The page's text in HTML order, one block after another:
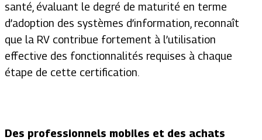
santé, évaluant le degré de maturité en terme
d’adoption des systèmes d’information, reconnaît
que la RV contribue fortement à l’utilisation
effective des fonctionnalités requises à chaque
étape de cette certification.
Des professionnels mobiles et des achats